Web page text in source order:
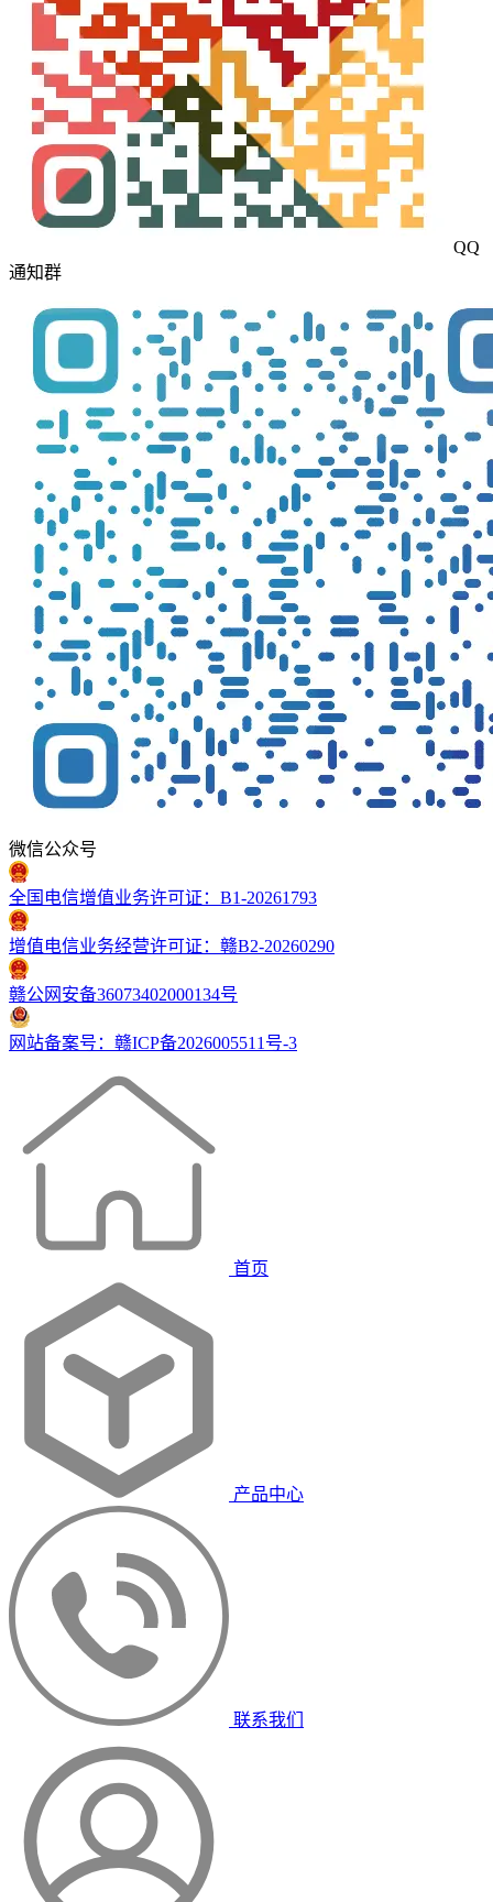
QQ
通知群
微信公众号
全国电信增值业务许可证：B1-20261793
增值电信业务经营许可证：赣B2-20260290
赣公网安备36073402000134号
网站备案号：赣ICP备2026005511号-3
首页
产品中心
联系我们